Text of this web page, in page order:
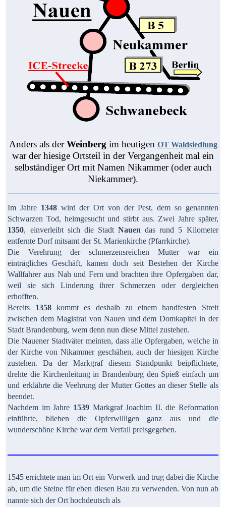
Anders als derWeinberg im heutigen OT Waldsiedlung
war der hiesige Ortsteil in der Vergangenheit mal ein
selbständiger Ort mit Namen Nikammer (oder auch
Niekammer).
Im Jahre 1348wird der Ort von der Pest, dem so genannten
Schwarzen Tod, heimgesucht und stirbt aus. Zwei Jahre später,
1350, einverleibt sich die StadtNauen das rund 5 Kilometer
entfernte Dorf mitsamt der St. Marienkirche (Pfarrkirche).
Die Verehrung der schmerzensreichen Mutter war ein
einträgliches Geschäft, kamen doch seit Bestehen der Kirche
Wallfahrer aus Nah und Fern und brachten ihre Opfergaben dar,
weil sie sich Linderung ihrer Schmerzen oder dergleichen
erhofften.
Bereits 1358kommt es deshalb zu einem handfesten Streit
zwischen dem Magistrat von Nauen und dem Domkapitel in der
Stadt Brandenburg, wem denn nun diese Mittel zustehen.
Die Nauener Stadtväter meinten, dass alle Opfergaben, welche in
der Kirche von Nikammer geschähen, auch der hiesigen Kirche
zustehen. Da der Markgraf diesem Standpunkt beipflichtete,
drehte die Kirchenleitung in Brandenburg den Spieß einfach um
und erklährte die Veehrung der Mutter Gottes an dieser Stelle als
beendet.
Nachdem im Jahre 1539 Markgraf Joachim II. die Reformation
einführte, blieben die Opferwilligen ganz aus und die
wunderschöne Kirche war dem Verfall preisgegeben.
1545 errichtete man im Ort ein Vorwerk und trug dabei die Kirche
ab, um die Steine für eben diesen Bau zu verwenden. Von nun ab
nannte sich der Ort hochdeutsch als